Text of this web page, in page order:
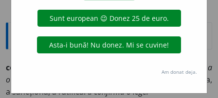
Explicative DEX
confirmá
a confirma
o rezoluțiune;
a proba,
a sancționa, a ratifica:a confirma o lege.
Am donat deja.